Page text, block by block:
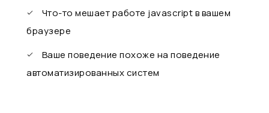
Что-то мешает работе javascript в вашем
браузере
Ваше поведение похоже на поведение
автоматизированных систем